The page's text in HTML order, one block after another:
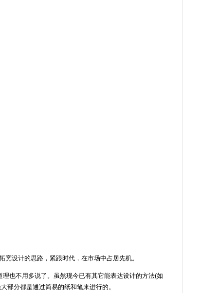
设计的思路，紧跟时代，在市场中占居先机。
也不用多说了。虽然现今已有其它能表达设计的方法(如
部分都是通过简易的纸和笔来进行的。